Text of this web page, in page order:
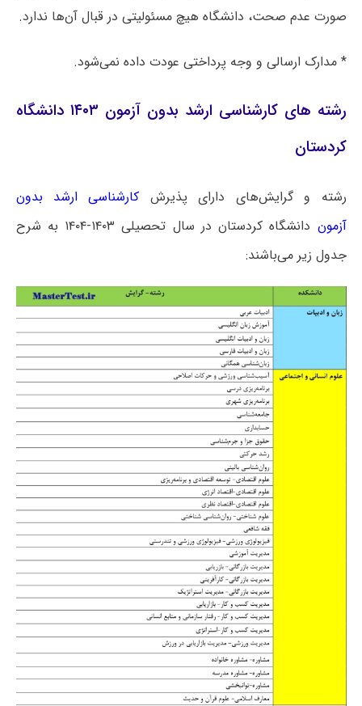
صورت‌ عدم صحت، دانشگاه هیچ مسئولیتی در قبال آن‌ها ندارد.
* مدارک ارسالی و وجه پرداختی عودت داده نمی‌شود.
رشته های کارشناسی ارشد بدون آزمون ۱۴۰۳ دانشگاه
کردستان
رشته و گرایش‌های دارای پذیرش کارشناسی ارشد بدون
آزمون
دانشگاه کردستان در سال تحصیلی ۱۴۰۳-۱۴۰۴ به شرح
جدول زیر می‌باشند: